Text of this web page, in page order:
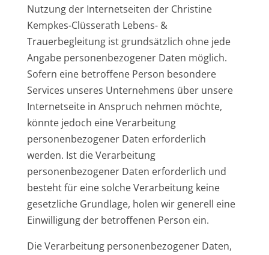
Nutzung der Internetseiten der Christine
Kempkes-Clüsserath Lebens- &
Trauerbegleitung ist grundsätzlich ohne jede
Angabe personenbezogener Daten möglich.
Sofern eine betroffene Person besondere
Services unseres Unternehmens über unsere
Internetseite in Anspruch nehmen möchte,
könnte jedoch eine Verarbeitung
personenbezogener Daten erforderlich
werden. Ist die Verarbeitung
personenbezogener Daten erforderlich und
besteht für eine solche Verarbeitung keine
gesetzliche Grundlage, holen wir generell eine
Einwilligung der betroffenen Person ein.
Die Verarbeitung personenbezogener Daten,